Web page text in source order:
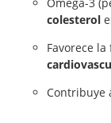
colesterol
Favorece
Contribuye